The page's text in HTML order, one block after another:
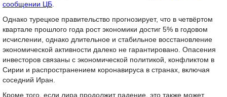
сообщении ЦБ.
Однако турецкое правительство прогнозирует, что в четвёртом
квартале прошлого года рост экономики достиг 5% в годовом
исчислении, однако длительное и стабильное восстановление
экономической активности далеко не гарантировано. Опасения
инвесторов связаны с экономической политикой, конфликтом в
Сирии и распространением коронавируса в странах, включая
соседний Иран.
Кроме того, если лира продолжит падение, это также может